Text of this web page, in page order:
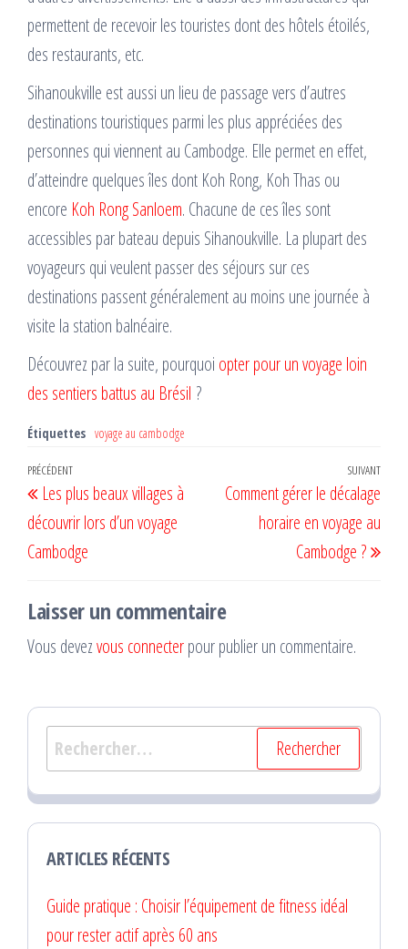
permettent de recevoir les touristes dont des hôtels étoilés,
des restaurants, etc.
Sihanoukville est aussi un lieu de passage vers d’autres
destinations touristiques parmi les plus appréciées des
personnes qui viennent au Cambodge. Elle permet en effet,
d’atteindre quelques îles dont Koh Rong, Koh Thas ou
encore Koh Rong Sanloem. Chacune de ces îles sont
accessibles par bateau depuis Sihanoukville. La plupart des
voyageurs qui veulent passer des séjours sur ces
destinations passent généralement au moins une journée à
visite la station balnéaire.
Découvrez par la suite, pourquoi opter pour un voyage loin
des sentiers battus au Brésil ?
Étiquettes voyage au cambodge
Navigation
de
l’article
Article
précédent
PRÉCÉDENT
Les plus beaux villages à
découvrir lors d’un voyage
Cambodge
SUIVANT
Comment gérer le décalage
horaire en voyage au
Cambodge ?
Laisser un commentaire
Vous devezvous connecterpour publier un commentaire.
Rechercher :
ARTICLES RÉCENTS
Guide pratique : Choisir l’équipement de fitness idéal
pour rester actif après 60 ans